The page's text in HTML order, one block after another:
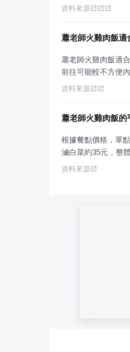
資料來源
蕭老師火雞肉飯適
蕭老師火雞肉飯適
前往可能較不方便內
資料來源
蕭老師火雞肉飯的
根據餐點價格，單
滷白菜約35元，整
資料來源